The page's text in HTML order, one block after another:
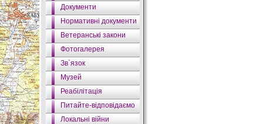
Документи
Нормативні документи
Ветеранські закони
Фотогалерея
Зв`язок
Музей
Реабілітація
Питайте-відповідаємо
Локальні війни